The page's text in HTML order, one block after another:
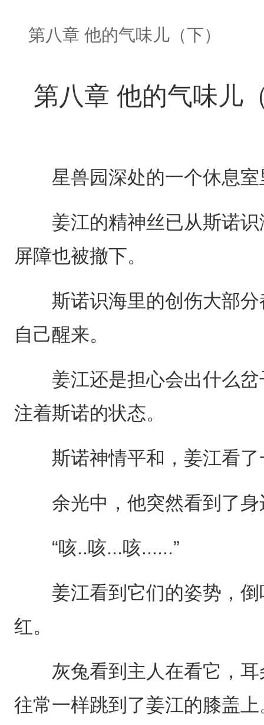
第八章 他的气味儿（下）
第八章 他的气味儿
星兽园深处的一个休息室
姜江的精神丝已从斯诺识
屏障也被撤下。
斯诺识海里的创伤大部分
自己醒来。
姜江还是担心会出什么岔
注着斯诺的状态。
斯诺神情平和，姜江看了
余光中，他突然看到了身
“咳..咳...咳......”
姜江看到它们的姿势，倒
红。
灰兔看到主人在看它，耳
往常一样跳到了姜江的膝盖上